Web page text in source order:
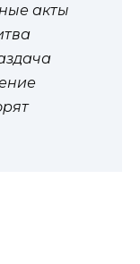
акты